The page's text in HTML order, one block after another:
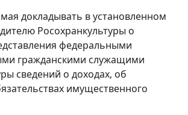
докладывать в установленном
Росохранкультуры о
федеральными
гражданскими служащими
сведений о доходах, об
имущественного